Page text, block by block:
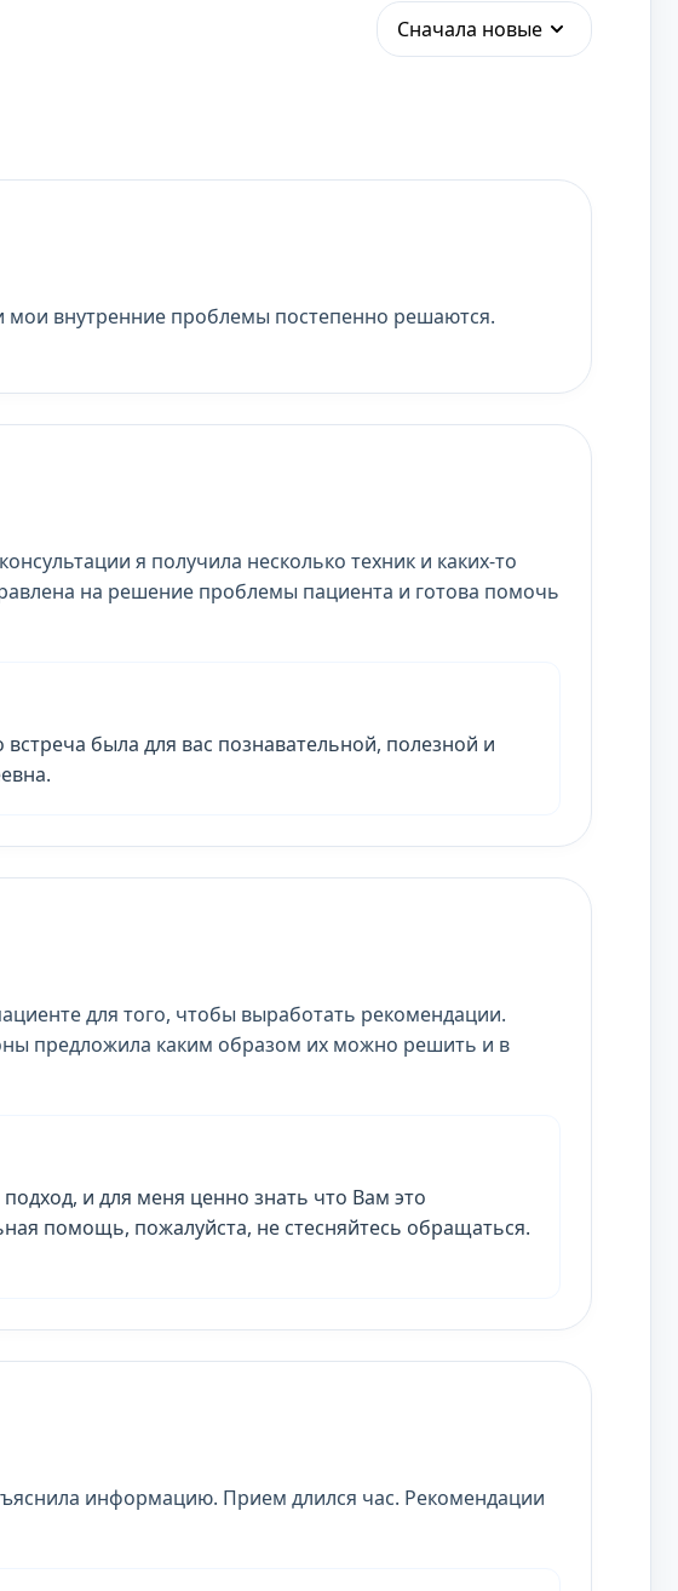
Сначала новые
мои внутренние проблемы постепенно решаются.
я получила несколько техник и каких-то
на решение проблемы пациента и готова помочь
была для вас познавательной, полезной и
для того, чтобы выработать рекомендации.
предложила каким образом их можно решить и в
и для меня ценно знать что Вам это
помощь, пожалуйста, не стесняйтесь обращаться.
информацию. Прием длился час. Рекомендации